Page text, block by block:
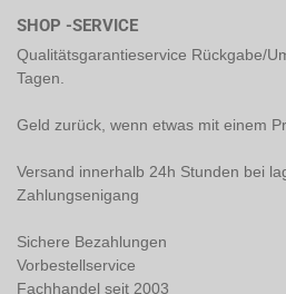
SHOP -SERVICE
Qualitätsgarantieservice Rückgabe/
Tagen.
Geld zurück, wenn etwas mit einem
Versand innerhalb 24h Stunden bei
Zahlungsenigang
Sichere Bezahlungen
Vorbestellservice
Fachhandel seit 2003